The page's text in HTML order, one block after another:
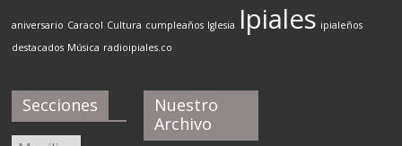
aniversario Caracol Cultura cumpleaños Iglesia Ipiales ipialeños
destacados Música radioipiales.co
Secciones
Nuestro
Archivo